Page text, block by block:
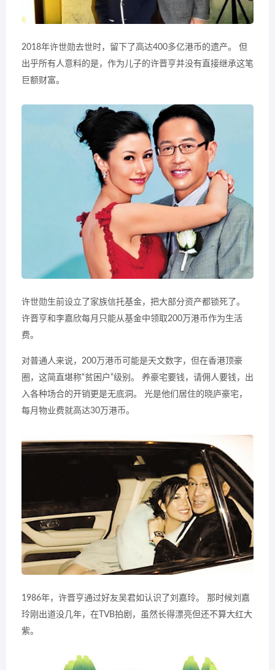
2018年许世勋去世时，留下了高达400多亿港币的遗产。 但
出乎所有人意料的是，作为儿子的许晋亨并没有直接继承这笔
巨额财富。
许世勋生前设立了家族信托基金，把大部分资产都锁死了。
许晋亨和李嘉欣每月只能从基金中领取200万港币作为生活
费。
对普通人来说，200万港币可能是天文数字，但在香港顶豪
圈，这简直堪称“贫困户”级别。 养豪宅要钱，请佣人要钱，出
入各种场合的开销更是无底洞。 光是他们居住的晓庐豪宅，
每月物业费就高达30万港币。
1986年，许晋亨通过好友吴君如认识了刘嘉玲。 那时候刘嘉
玲刚出道没几年，在TVB拍剧，虽然长得漂亮但还不算大红大
紫。